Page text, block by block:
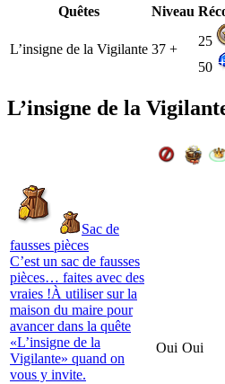
Quêtes Niveau
L’insigne de la Vigilante 37 +
25
50
L’insigne de la
Sac de
fausses pièces
C’est un sac de fausses
pièces… faites avec des
vraies !À utiliser sur la
maison du maire pour
avancer dans la quête
«L’insigne de la
Vigilante» quand on
vous y invite.
Oui Oui